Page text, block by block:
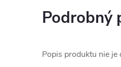
Podrobný
Popis produktu nie je